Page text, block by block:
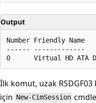
Output
Number Friendly
------ -------------
İlk komut, uzak
için New-CimSession